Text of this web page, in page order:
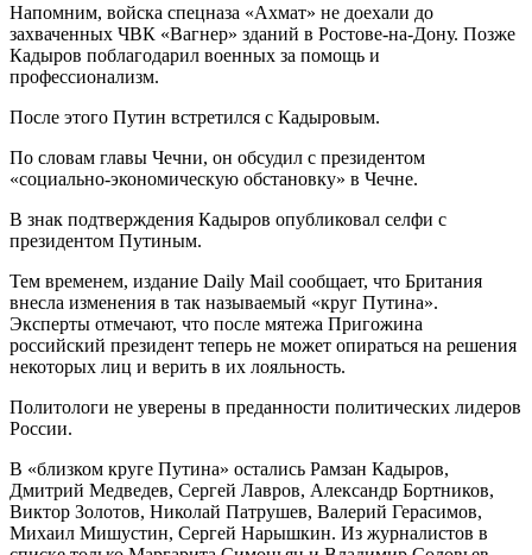
Напомним, войска спецназа «Ахмат» не доехали до
захваченных ЧВК «Вагнер» зданий в Ростове-на-Дону. Позже
Кадыров поблагодарил военных за помощь и
профессионализм.
После этого Путин встретился с Кадыровым.
По словам главы Чечни, он обсудил с президентом
«социально-экономическую обстановку» в Чечне.
В знак подтверждения Кадыров опубликовал селфи с
президентом Путиным.
Тем временем, издание Daily Mail сообщает, что Британия
внесла изменения в так называемый «круг Путина».
Эксперты отмечают, что после мятежа Пригожина
российский президент теперь не может опираться на решения
некоторых лиц и верить в их лояльность.
Политологи не уверены в преданности политических лидеров
России.
В «близком круге Путина» остались Рамзан Кадыров,
Дмитрий Медведев, Сергей Лавров, Александр Бортников,
Виктор Золотов, Николай Патрушев, Валерий Герасимов,
Михаил Мишустин, Сергей Нарышкин. Из журналистов в